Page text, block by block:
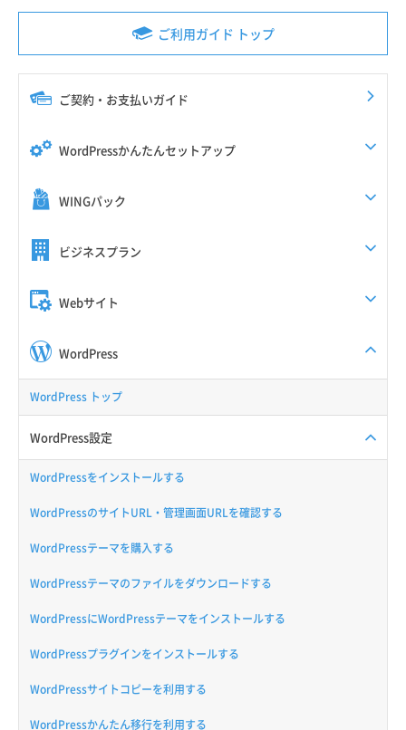
ご利用ガイド トップ
ご契約・お支払いガイド
WordPressかんたんセットアップ
WINGパック
ビジネスプラン
Webサイト
WordPress
WordPress トップ
WordPress設定
WordPressをインストールする
WordPressのサイトURL・管理画面URLを確認する
WordPressテーマを購入する
WordPressテーマのファイルをダウンロードする
WordPressにWordPressテーマをインストールする
WordPressプラグインをインストールする
WordPressサイトコピーを利用する
WordPressかんたん移行を利用する